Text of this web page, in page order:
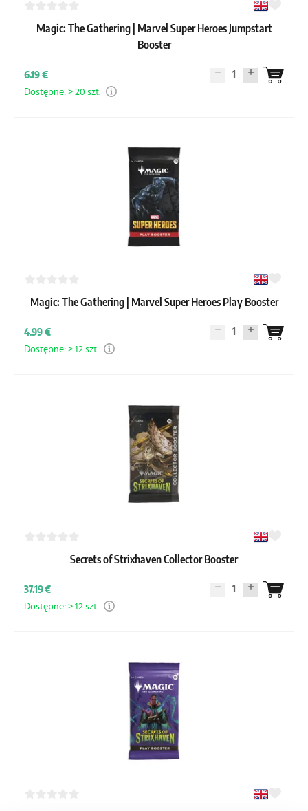
Magic: The Gathering | Marvel Super Heroes Jumpstart
Booster
6.19 € 1
Dostępne: > 20 szt.
Magic: The Gathering | Marvel Super Heroes Play Booster
4.99 € 1
Dostępne: > 12 szt.
Secrets of Strixhaven Collector Booster
37.19 € 1
Dostępne: > 12 szt.